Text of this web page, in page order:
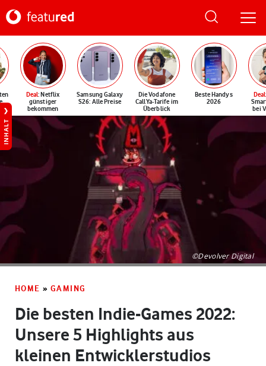
Deal: Netflix
günstiger
bekommen
Samsung Galaxy
S26: Alle Preise
Die Vodafone
CallYa-Tarife im
Überblick
Beste Handys
2026
Deal
bei
INHALT
©Devolver Digital
HOME » GAMING
Die besten Indie-Games 2022:
Unsere 5 Highlights aus
kleinen Entwicklerstudios